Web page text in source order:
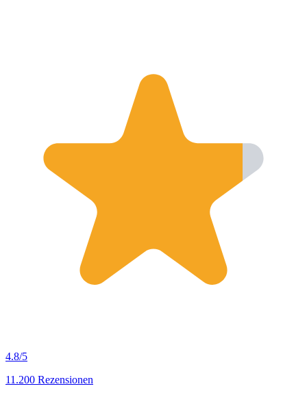
4.8/5
11.200 Rezensionen